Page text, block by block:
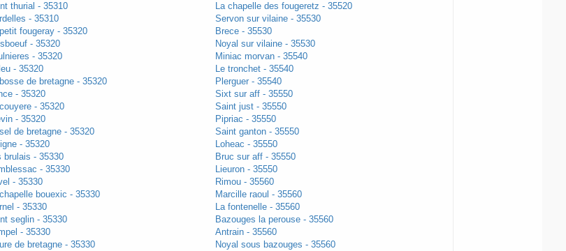
thurial - 35310
- 35310
fougeray - 35320
- 35320
- 35320
- 35320
de bretagne - 35320
- 35320
- 35320
- 35320
de bretagne - 35320
- 35320
brulais - 35330
- 35330
- 35330
bouexic - 35330
- 35330
seglin - 35330
- 35330
de bretagne - 35330
La chapelle des fougeretz - 35520
Servon sur vilaine - 35530
Brece - 35530
Noyal sur vilaine - 35530
Miniac morvan - 35540
Le tronchet - 35540
Plerguer - 35540
Sixt sur aff - 35550
Saint just - 35550
Pipriac - 35550
Saint ganton - 35550
Loheac - 35550
Bruc sur aff - 35550
Lieuron - 35550
Rimou - 35560
Marcille raoul - 35560
La fontenelle - 35560
Bazouges la perouse - 35560
Antrain - 35560
Noyal sous bazouges - 35560